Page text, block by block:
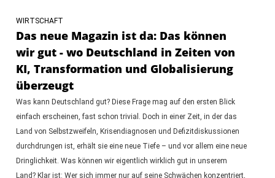
WIRTSCHAFT
Das neue Magazin ist da: Das können
wir gut - wo Deutschland in Zeiten von
KI, Transformation und Globalisierung
überzeugt
Was kann Deutschland gut? Diese Frage mag auf den ersten Blick
einfach erscheinen, fast schon trivial. Doch in einer Zeit, in der das
Land von Selbstzweifeln, Krisendiagnosen und Defizitdiskussionen
durchdrungen ist, erhält sie eine neue Tiefe – und vor allem eine neue
Dringlichkeit. Was können wir eigentlich wirklich gut in unserem
Land? Klar ist: Wer sich immer nur auf seine Schwächen konzentriert,